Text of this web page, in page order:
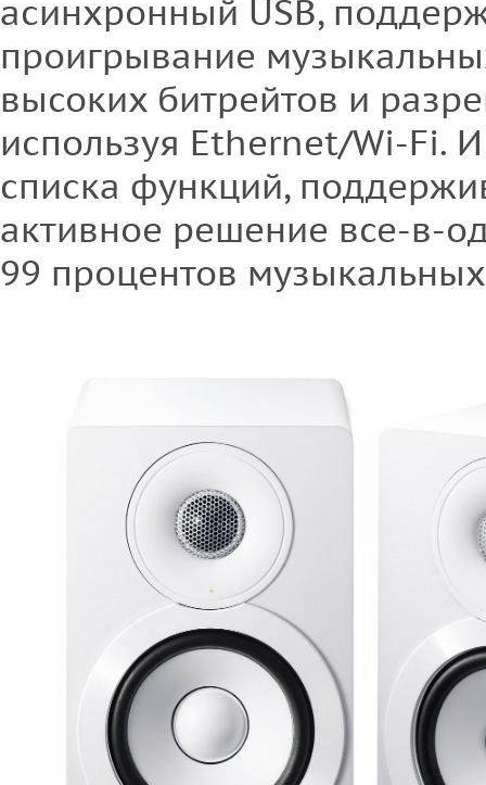
асинхронный USB,
проигрывание
высоких битрейтов и
используя Ethernet/Wi-Fi.
списка функций,
активное решение все-в-
99 процентов музыкальных